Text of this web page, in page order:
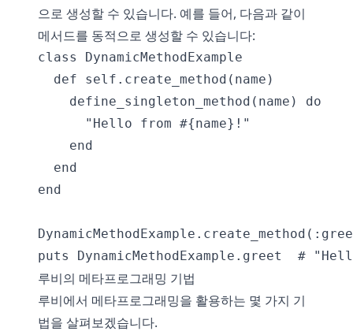
으로 생성할 수 있습니다. 예를 들어, 다음과 같이
메서드를 동적으로 생성할 수 있습니다:
class DynamicMethodExample
  def self.create_method(name)
    define_singleton_method(name) do
      "Hello from #{name}!"
    end
  end
end
루비의 메타프로그래밍 기법
루비에서 메타프로그래밍을 활용하는 몇 가지 기
법을 살펴보겠습니다.